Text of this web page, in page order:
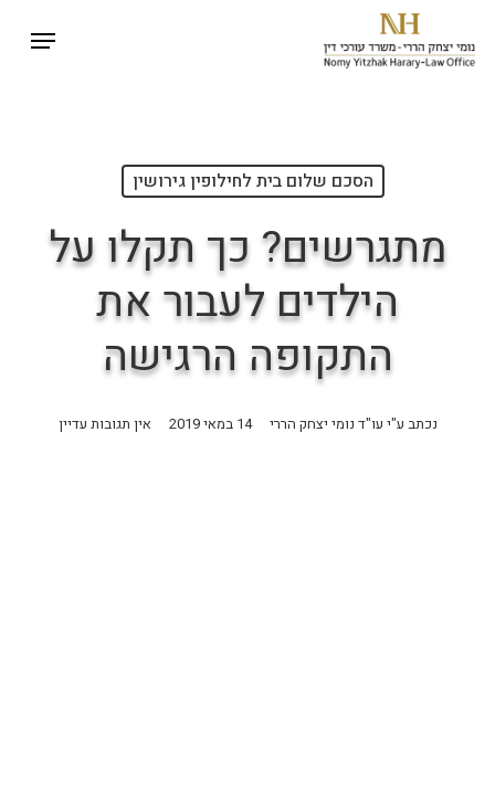
Menu
הסכם שלום בית לחילופין גירושין
מתגרשים? כך תקלו על
הילדים לעבור את
התקופה הרגישה
נכתב ע"י עו"ד נומי יצחק הררי 14 במאי 2019 אין תגובות עדיין
Close